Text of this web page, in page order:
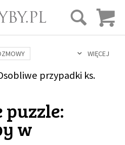
GŁÓWNA
FILMÓW
BLOG
WIĘCEJ
ONA I ON ROZWÓJ
NAUKA
RELIGIE
przypadki ks.
puzzle:
w